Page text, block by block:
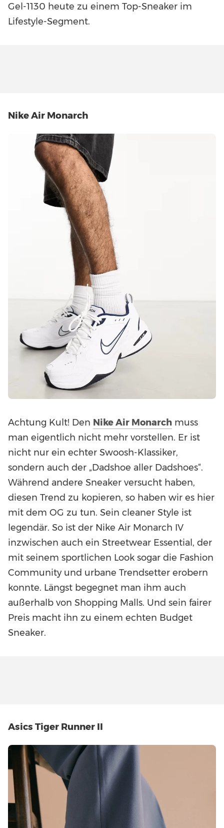
Gel-1130 heute zu einem Top-Sneaker im
Lifestyle-Segment.
Nike Air Monarch
Achtung Kult! Den Nike Air Monarch muss
man eigentlich nicht mehr vorstellen. Er ist
nicht nur ein echter Swoosh-Klassiker,
sondern auch der „Dadshoe aller Dadshoes“.
Während andere Sneaker versucht haben,
diesen Trend zu kopieren, so haben wir es hier
mit dem OG zu tun. Sein cleaner Style ist
legendär. So ist der Nike Air Monarch IV
inzwischen auch ein Streetwear Essential, der
mit seinem sportlichen Look sogar die Fashion
Community und urbane Trendsetter erobern
konnte. Längst begegnet man ihm auch
außerhalb von Shopping Malls. Und sein fairer
Preis macht ihn zu einem echten Budget
Sneaker.
Asics Tiger Runner II